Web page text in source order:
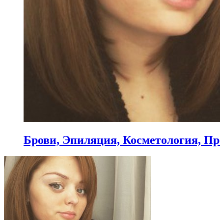
Брови, Эпиляция, Косметология,